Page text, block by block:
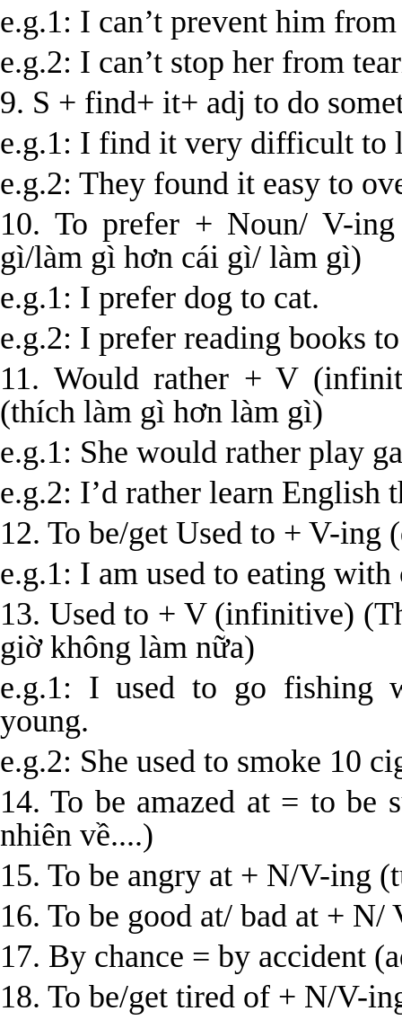
e.g.1: I can’t prevent him
e.g.2: I can’t stop her from
9. S + find+ it+ adj to do
e.g.1: I find it very difficult to
e.g.2: They found it easy to
10. To prefer + Noun/ V-
gì/làm gì hơn cái gì/ làm gì)
e.g.1: I prefer dog to cat.
e.g.2: I prefer reading books
11. Would rather + V­
(thích làm gì hơn làm gì)
e.g.1: She would rather play
e.g.2: I’d rather learn English
12. To be/get Used to + V-ing
e.g.1: I am used to eating with
13. Used to + V (infinitive)
giờ không làm nữa)
e.g.1: I used to go fishing
young.
e.g.2: She used to smoke 10
14. To be amazed at = to be
nhiên về....)
15. To be angry at + N/V-ing
16. To be good at/ bad at +
17. By chance = by accident
18. To be/get tired of + N/V-